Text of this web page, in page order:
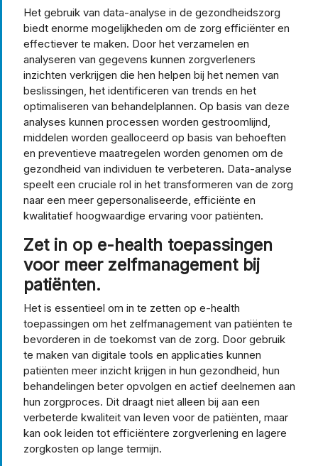
Het gebruik van data-analyse in de gezondheidszorg
biedt enorme mogelijkheden om de zorg efficiënter en
effectiever te maken. Door het verzamelen en
analyseren van gegevens kunnen zorgverleners
inzichten verkrijgen die hen helpen bij het nemen van
beslissingen, het identificeren van trends en het
optimaliseren van behandelplannen. Op basis van deze
analyses kunnen processen worden gestroomlijnd,
middelen worden gealloceerd op basis van behoeften
en preventieve maatregelen worden genomen om de
gezondheid van individuen te verbeteren. Data-analyse
speelt een cruciale rol in het transformeren van de zorg
naar een meer gepersonaliseerde, efficiënte en
kwalitatief hoogwaardige ervaring voor patiënten.
Zet in op e-health toepassingen
voor meer zelfmanagement bij
patiënten.
Het is essentieel om in te zetten op e-health
toepassingen om het zelfmanagement van patiënten te
bevorderen in de toekomst van de zorg. Door gebruik
te maken van digitale tools en applicaties kunnen
patiënten meer inzicht krijgen in hun gezondheid, hun
behandelingen beter opvolgen en actief deelnemen aan
hun zorgproces. Dit draagt niet alleen bij aan een
verbeterde kwaliteit van leven voor de patiënten, maar
kan ook leiden tot efficiëntere zorgverlening en lagere
zorgkosten op lange termijn.